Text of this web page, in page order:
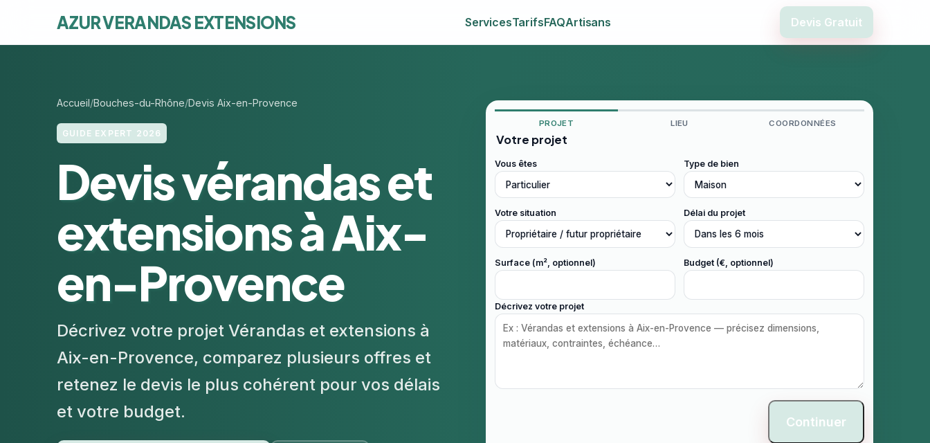
AZUR VERANDAS EXTENSIONS ServicesTarifsFAQArtisans Devis Gratuit
Accueil Bouches-du-Rhône Devis Aix-en-Provence
GUIDE EXPERT 2026
Devis vérandas et
extensions à Aix-
en-Provence
Décrivez votre projet Vérandas et extensions à
Aix-en-Provence, comparez plusieurs offres et
retenez le devis le plus cohérent pour vos délais
et votre budget.
PROJET LIEU COORDONNÉES
Votre projet
Vous êtes Type de bien
Votre situation Délai du projet
Surface (m², optionnel) Budget (€, optionnel)
Décrivez votre projet
Continuer